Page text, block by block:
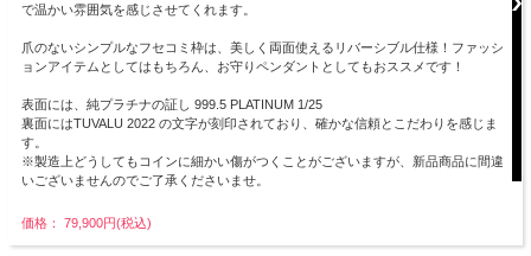
で温かい雰囲気を感じさせてくれます。
爪のないシンプルなフセコミ枠は、美しく両面使えるリバーシブル仕様！ファッシ
ョンアイテムとしてはもちろん、お守りペンダントとしてもおススメです！
表面には、純プラチナの証し 999.5 PLATINUM 1/25
裏面にはTUVALU 2022 の文字が刻印されており、確かな信頼とこだわりを感じま
す。
※製造上どうしてもコインに細かい傷がつくことがございますが、新品商品に間違
いございませんのでご了承くださいませ。
価格： 79,900円(税込)